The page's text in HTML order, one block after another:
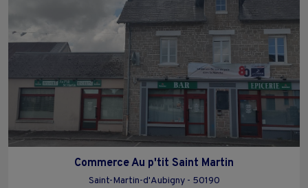
Commerce Au p'tit Saint Martin
Saint-Martin-d'Aubigny - 50190